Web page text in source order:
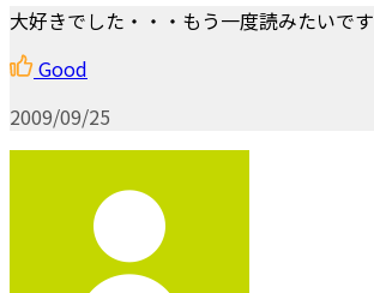
大好きでした・・・もう一度読みたいです
Good
2009/09/25